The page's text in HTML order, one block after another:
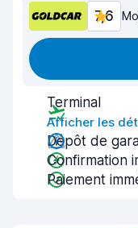
7,6
Terminal
Afficher les
Dépôt de
Confirmation
Paiement